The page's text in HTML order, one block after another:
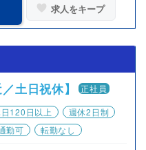
求人をキープ
土日祝休】
正社員
120日以上
週休2日制
勤可 転勤なし